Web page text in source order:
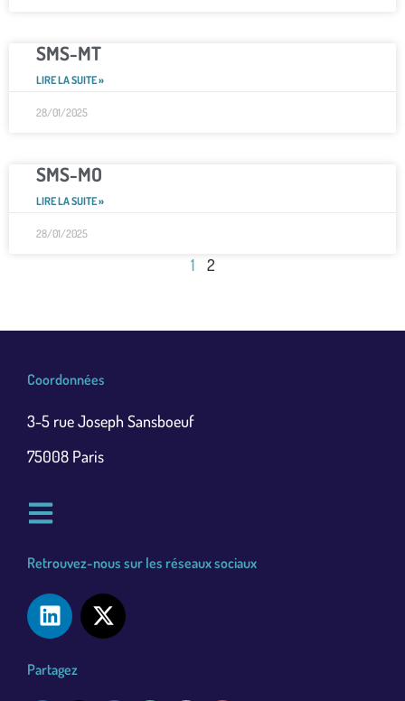
SMS-MT
LIRE LA SUITE »
28/01/2025
SMS-MO
LIRE LA SUITE »
28/01/2025
1 2
Coordonnées
3-5 rue Joseph Sansboeuf
75008 Paris
Retrouvez-nous sur les réseaux sociaux
Partagez